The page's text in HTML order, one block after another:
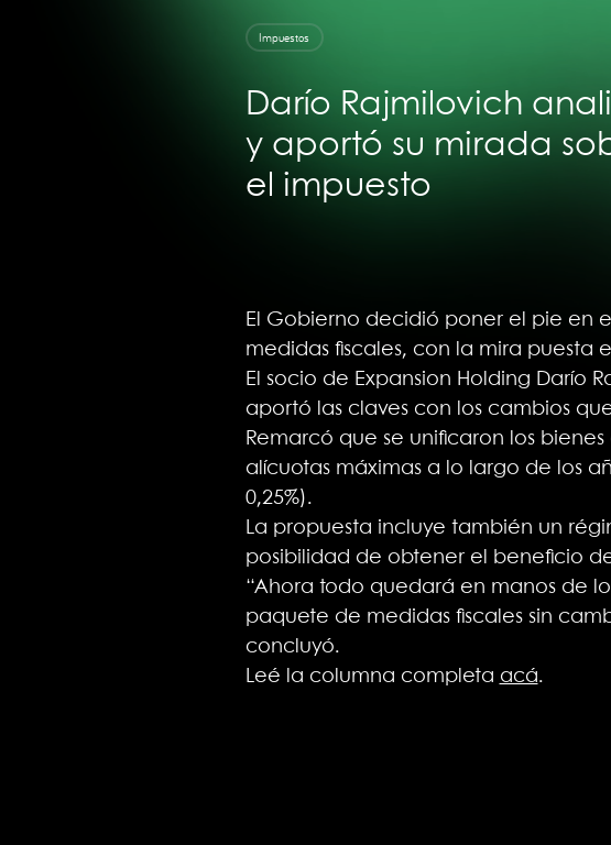
Impuestos
Darío Rajmilovich
y aportó su mirada
el impuesto
El Gobierno decidió poner el pie en
medidas fiscales, con la mira puesta
El socio de Expansion Holding Darío
aportó las claves con los cambios
Remarcó que se unificaron los
alícuotas máximas a lo largo de los
0,25%).
La propuesta incluye también un
posibilidad de obtener el beneficio
“Ahora todo quedará en manos de
paquete de medidas fiscales sin
concluyó.
Leé la columna completa acá.